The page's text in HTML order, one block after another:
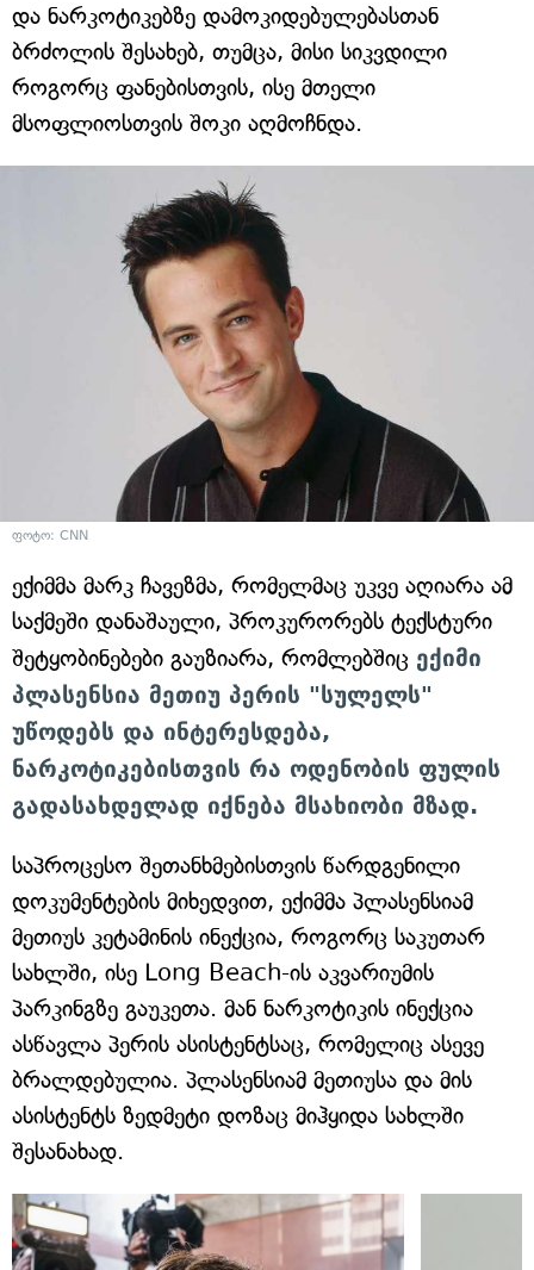
და ნარკოტიკებზე დამოკიდებულებასთან
ბრძოლის შესახებ, თუმცა, მისი სიკვდილი
როგორც ფანებისთვის, ისე მთელი
მსოფლიოსთვის შოკი აღმოჩნდა.
ფოტო: CNN
ექიმმა მარკ ჩავეზმა, რომელმაც უკვე აღიარა ამ
საქმეში დანაშაული, პროკურორებს ტექსტური
შეტყობინებები გაუზიარა, რომლებშიც ექიმი
პლასენსია მეთიუ პერის "სულელს"
უწოდებს და ინტერესდება,
ნარკოტიკებისთვის რა ოდენობის ფულის
გადასახდელად იქნება მსახიობი მზად.
საპროცესო შეთანხმებისთვის წარდგენილი
დოკუმენტების მიხედვით, ექიმმა პლასენსიამ
მეთიუს კეტამინის ინექცია, როგორც საკუთარ
სახლში, ისე Long Beach-ის აკვარიუმის
პარკინგზე გაუკეთა. მან ნარკოტიკის ინექცია
ასწავლა პერის ასისტენტსაც, რომელიც ასევე
ბრალდებულია. პლასენსიამ მეთიუსა და მის
ასისტენტს ზედმეტი დოზაც მიჰყიდა სახლში
შესანახად.